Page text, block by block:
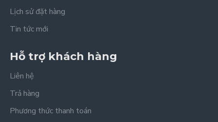
Lịch sử đặt hàng
Tin tức mới
Hỗ trợ khách hàng
Liên hệ
Trả hàng
Phương thức thanh toán